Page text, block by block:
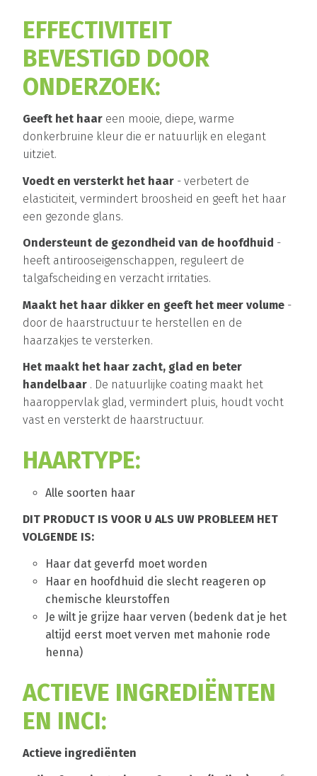
EFFECTIVITEIT
BEVESTIGD DOOR
ONDERZOEK:
Geeft het haar een mooie, diepe, warme
donkerbruine kleur die er natuurlijk en elegant
uitziet.
Voedt en versterkt het haar - verbetert de
elasticiteit, vermindert broosheid en geeft het haar
een gezonde glans.
Ondersteunt de gezondheid van de hoofdhuid -
heeft antirooseigenschappen, reguleert de
talgafscheiding en verzacht irritaties.
Maakt het haar dikker en geeft het meer volume -
door de haarstructuur te herstellen en de
haarzakjes te versterken.
Het maakt het haar zacht, glad en beter
handelbaar . De natuurlijke coating maakt het
haaroppervlak glad, vermindert pluis, houdt vocht
vast en versterkt de haarstructuur.
HAARTYPE:
Alle soorten haar
DIT PRODUCT IS VOOR U ALS UW PROBLEEM HET
VOLGENDE IS:
Haar dat geverfd moet worden
Haar en hoofdhuid die slecht reageren op
chemische kleurstoffen
Je wilt je grijze haar verven (bedenk dat je het
altijd eerst moet verven met mahonie rode
henna)
ACTIEVE INGREDIËNTEN
EN INCI:
Actieve ingrediënten